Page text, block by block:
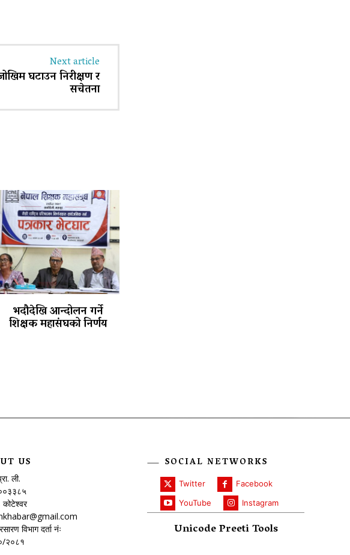
Next article
घटाउन निरीक्षण र
सचेतना
भदौदेखि आन्दोलन गर्ने
शिक्षक महासंघको निर्णय
US
ली.
कोटेश्वर
विभाग दर्ता नंः
२०८१
SOCIAL NETWORKS
Twitter
Facebook
YouTube
Instagram
Unicode Preeti Tools